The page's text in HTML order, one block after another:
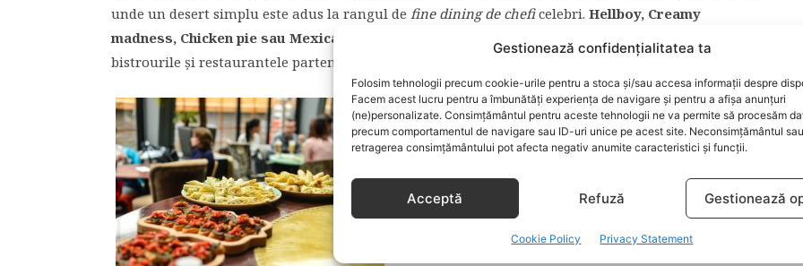
Gestionează confidențialitatea ta
Folosim tehnologii precum cookie-urile pentru a stoca și/sau accesa informații despre
Facem acest lucru pentru a îmbunătăți experiența de navigare și pentru a afișa anunțuri
(ne)personalizate. Consimțământul pentru aceste tehnologii ne va permite să procesăm
precum comportamentul de navigare sau ID-uri unice pe acest site. Neconsimțământul sau
retragerea consimțământului pot afecta negativ anumite caracteristici și funcții.
Acceptă Refuză Gestionează
Cookie Policy Privacy Statement
unde un desert simplu este adus la rangul de fine dining de cheficelebri. Hellboy, Creamy
madness, Chicken pie sau Mexican Pancakes
, le poți testa pe toate în Turneul Clătitelor
bistrourile și restaurantele partenere din București.